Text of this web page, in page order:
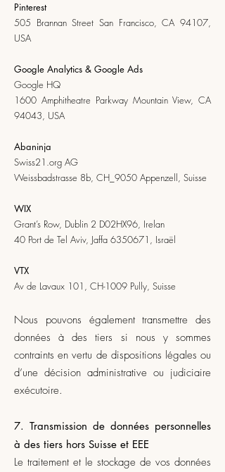
Pinterest
505 Brannan Street San Francisco, CA 94107,
USA
Google Analytics & Google Ads
Google HQ
1600 Amphitheatre Parkway Mountain View, CA
94043, USA
Abaninja
Swiss21.org AG
Weissbadstrasse 8b, CH_9050 Appenzell, Suisse
WIX
Grant’s Row, Dublin 2 D02HX96, Irelan
40 Port de Tel Aviv, Jaffa 6350671 , Israël
VTX
Av de Lavaux 101, CH-1009 Pully, Suisse
Nous pouvons également transmettre des
données à des tiers si nous y sommes
contraints en vertu de dispositions légales ou
d’une décision administrative ou judiciaire
exécutoire.
7. Transmission de données personnelles
à des tiers hors Suisse et EEE
Le traitement et le stockage de vos données